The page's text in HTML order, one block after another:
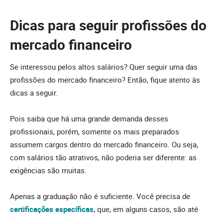
Dicas para seguir profissões do
mercado financeiro
Se interessou pelos altos salários? Quer seguir uma das
profissões do mercado financeiro? Então, fique atento às
dicas a seguir.
Pois saiba que há uma grande demanda desses
profissionais, porém, somente os mais preparados
assumem cargos dentro do mercado financeiro. Ou seja,
com salários tão atrativos, não poderia ser diferente: as
exigências são muitas.
Apenas a graduação não é suficiente. Você precisa de
certificações específicas, que, em alguns casos, são até